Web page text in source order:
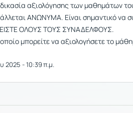
αξιολόγησης των μαθημάτων
ΑΝΩΝΥΜΑ. Είναι σημαντικό να
ΟΛΟΥΣ ΤΟΥΣ ΣΥΝΑΔΕΛΦΟΥΣ.
μπορείτε να αξιολογήσετε το
2025 - 10:39 π.μ.